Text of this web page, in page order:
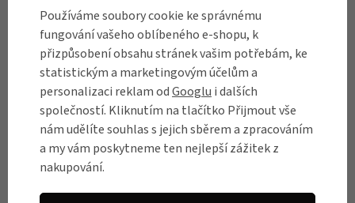
Cloud
Není skladem Skladem
DO KOŠÍKU
RECENZE
Názory našich zákazníků
Používáme soubory cookie ke správnému
fungování vašeho oblíbeného e-shopu, k
přizpůsobení obsahu stránek vašim potřebám, ke
statistickým a marketingovým účelům a
personalizaci reklam odGooglu i dalších
společností. Kliknutím na tlačítko Přijmout vše
nám udělíte souhlas s jejich sběrem a zpracováním
a my vám poskytneme ten nejlepší zážitek z
nakupování.